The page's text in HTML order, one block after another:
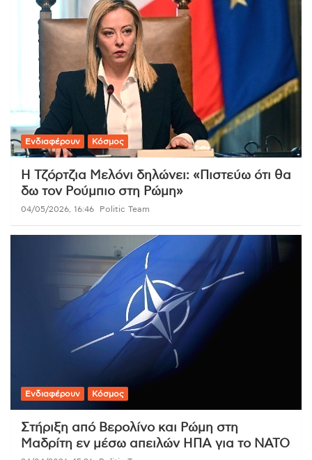
Ενδιαφέρουν Κόσμος
Η Τζόρτζια Μελόνι δηλώνει: «Πιστεύω ότι θα
δω τον Ρούμπιο στη Ρώμη»
04/05/2026, 16:46 Politic Team
Ενδιαφέρουν Κόσμος
Στήριξη από Βερολίνο και Ρώμη στη
Μαδρίτη εν μέσω απειλών ΗΠΑ για το ΝΑΤΟ